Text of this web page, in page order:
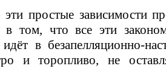
простые зависимости
в том, что все эти
в безапелляционно-
и торопливо, не